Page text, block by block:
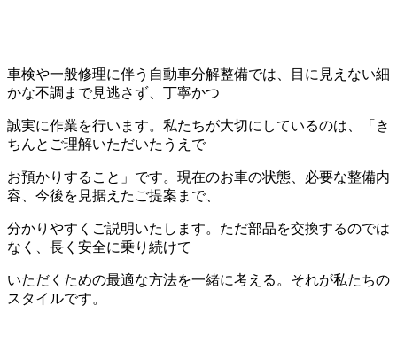
車検や一般修理に伴う自動車分解整備では、目に見えない細
かな不調まで見逃さず、丁寧かつ
誠実に作業を行います。私たちが大切にしているのは、「き
ちんとご理解いただいたうえで
お預かりすること」です。現在のお車の状態、必要な整備内
容、今後を見据えたご提案まで、
分かりやすくご説明いたします。ただ部品を交換するのでは
なく、長く安全に乗り続けて
いただくための最適な方法を一緒に考える。それが私たちの
スタイルです。